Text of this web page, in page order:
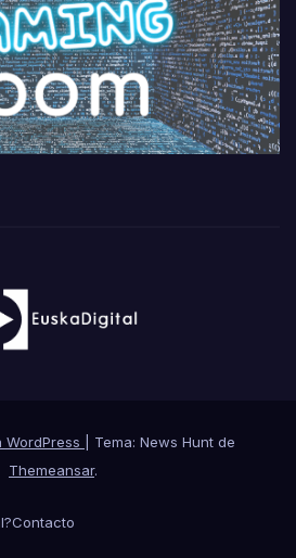
Tema: News Hunt de
Themeansar.
Contacto